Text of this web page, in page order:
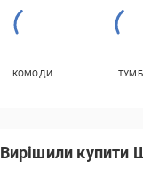
КОМОДИ
Вирішили купити